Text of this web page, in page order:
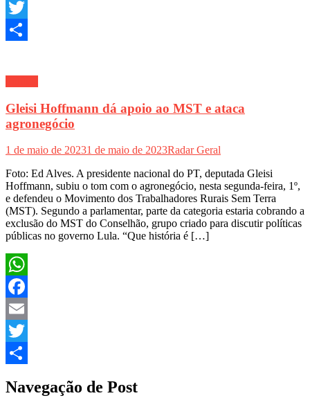
Email
Twitter
Gleisi Hoffmann dá apoio ao MST e ataca
agronegócio
1 de maio de 20231 de maio de 2023Radar Geral
Foto: Ed Alves. A presidente nacional do PT, deputada Gleisi
Hoffmann, subiu o tom com o agronegócio, nesta segunda-feira, 1º,
e defendeu o Movimento dos Trabalhadores Rurais Sem Terra
(MST). Segundo a parlamentar, parte da categoria estaria cobrando a
exclusão do MST do Conselhão, grupo criado para discutir políticas
públicas no governo Lula. “Que história é […]
WhatsApp
Facebook
Email
Twitter
Navegação de Post